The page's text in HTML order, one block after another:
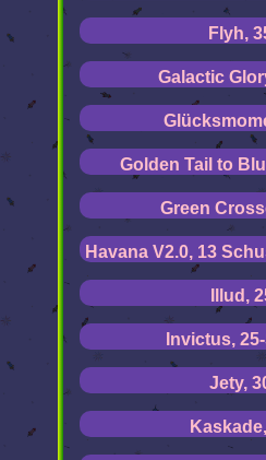
Flyh,
Galactic
Golden Tail to
Green
Havana V2.0, 13
Illud,
Invictus,
Jety,